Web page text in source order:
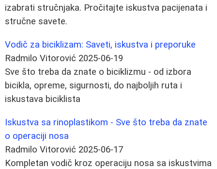
izabrati stručnjaka. Pročitajte iskustva pacijenata i
stručne savete.
Vodič za biciklizam: Saveti, iskustva i preporuke
Radmilo Vitorović 2025-06-19
Sve što treba da znate o biciklizmu - od izbora
bicikla, opreme, sigurnosti, do najboljih ruta i
iskustava biciklista
Iskustva sa rinoplastikom - Sve što treba da znate
o operaciji nosa
Radmilo Vitorović 2025-06-17
Kompletan vodič kroz operaciju nosa sa iskustvima